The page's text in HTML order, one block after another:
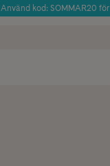
Använd kod: SOMMAR20